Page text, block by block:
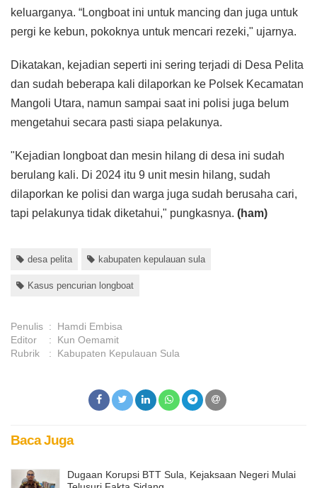
keluarganya. “Longboat ini untuk mancing dan juga untuk
pergi ke kebun, pokoknya untuk mencari rezeki," ujarnya.
Dikatakan, kejadian seperti ini sering terjadi di Desa Pelita
dan sudah beberapa kali dilaporkan ke Polsek Kecamatan
Mangoli Utara, namun sampai saat ini polisi juga belum
mengetahui secara pasti siapa pelakunya.
"Kejadian longboat dan mesin hilang di desa ini sudah
berulang kali. Di 2024 itu 9 unit mesin hilang, sudah
dilaporkan ke polisi dan warga juga sudah berusaha cari,
tapi pelakunya tidak diketahui," pungkasnya. (ham)
desa pelita kabupaten kepulauan sula
Kasus pencurian longboat
Penulis :
Hamdi Embisa
Editor
:
Kun Oemamit
Rubrik
: Kabupaten Kepulauan Sula
Baca Juga
Dugaan Korupsi BTT Sula, Kejaksaan Negeri Mulai